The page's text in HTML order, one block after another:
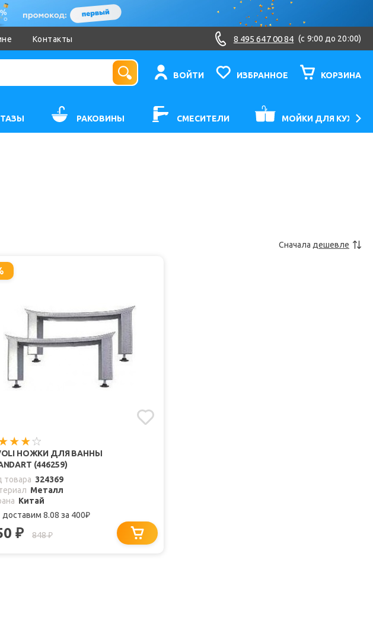
Контакты 8 495 647 00 84 (c 9:00 до 20:00)
ВОЙТИ ИЗБРАННОЕ КОРЗИНА
РАКОВИНЫ СМЕСИТЕЛИ МОЙКИ ДЛЯ КУХНИ
Сначала дешевле
НОЖКИ ДЛЯ ВАННЫ
(446259)
товара 324369
Металл
Китай
доставим 8.08 за 400₽
₽ 848₽